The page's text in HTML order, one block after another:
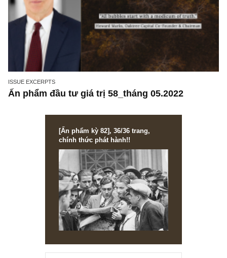
ISSUE EXCERPTS
Ấn phẩm đầu tư giá trị 58_tháng 05.2022
[Ấn phẩm kỳ 82], 36/36 trang,
chính thức phát hành!!